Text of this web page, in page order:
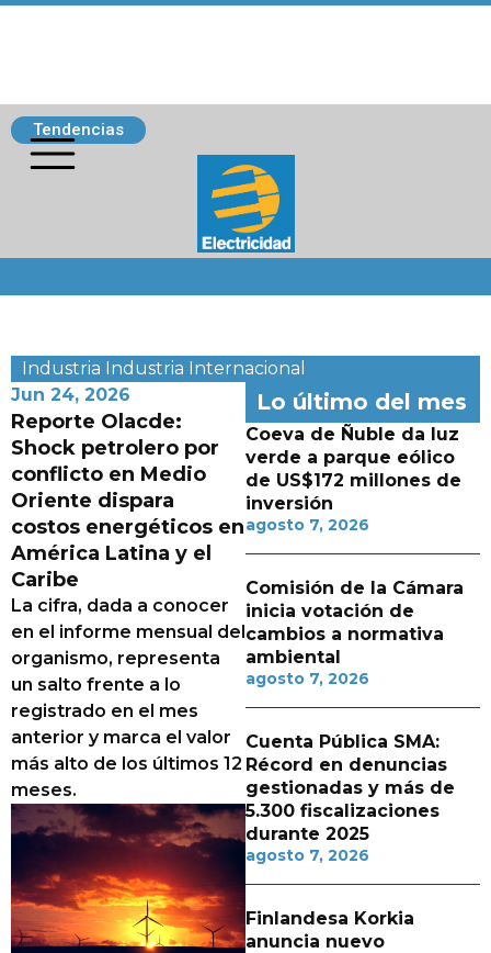
Tendencias
Industria Industria Internacional
Jun 24, 2026
Reporte Olacde:
Shock petrolero por
conflicto en Medio
Oriente dispara
costos energéticos en
América Latina y el
Caribe
La cifra, dada a conocer
en el informe mensual del
organismo, representa
un salto frente a lo
registrado en el mes
anterior y marca el valor
más alto de los últimos 12
meses.
Lo último del mes
Coeva de Ñuble da luz
verde a parque eólico
de US$172 millones de
inversión
agosto 7, 2026
Comisión de la Cámara
inicia votación de
cambios a normativa
ambiental
agosto 7, 2026
Cuenta Pública SMA:
Récord en denuncias
gestionadas y más de
5.300 fiscalizaciones
durante 2025
agosto 7, 2026
Finlandesa Korkia
anuncia nuevo